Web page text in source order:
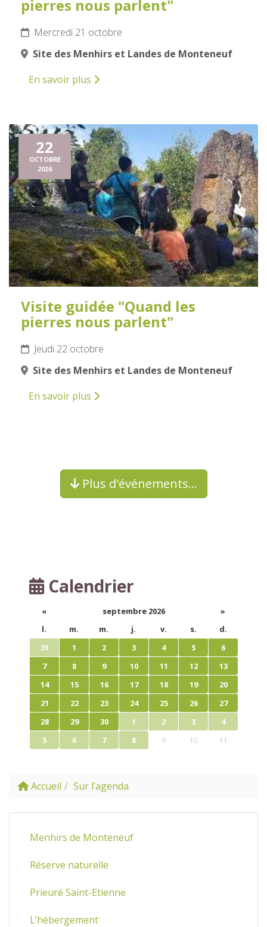
pierres nous parlent"
Mercredi 21 octobre
Site des Menhirs et Landes de Monteneuf
En savoir plus
22
OCTOBRE
2026
Visite guidée "Quand les
pierres nous parlent"
Jeudi 22 octobre
Site des Menhirs et Landes de Monteneuf
En savoir plus
Plus d'événements…
Calendrier
« septembre 2026
»
l.
m. m. j. v. s.
d.
31
1 2 3 4 5
6
7
8 9 10 11 12
13
14
15 16 17 18 19
20
21
22 23 24 25 26
27
28
29 30 1 2 3
4
5
6 7 8 9 10 11
Accueil Sur l’agenda
Menhirs de Monteneuf
Réserve naturelle
Prieuré Saint-Etienne
L’hébergement